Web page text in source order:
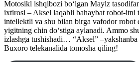
Motosikl ishqibozi bo‘lgan Maylz
ixtirosi – Aksel laqabli bahaybat robot-itni
intellektli va shu bilan birga vafodor robot
yigitning chin do‘stiga aylanadi. Ammo
izlashga tushishadi… “Aksel”
Buxoro telekanalida tomosha qiling!